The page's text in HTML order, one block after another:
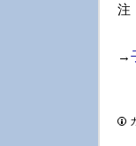
注
→